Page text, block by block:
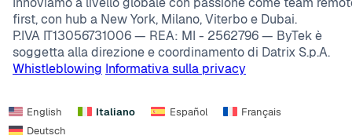
first, con hub a New York, Milano, Viterbo e Dubai.
P.IVA IT13056731006 — REA: MI - 2562796 — ByTek è
soggetta alla direzione e coordinamento di Datrix S.p.A.
Whistleblowing Informativa sulla privacy
English Italiano Español
Français
Deutsch